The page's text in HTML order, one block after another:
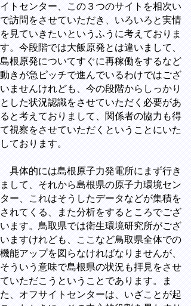
イトセンター、この３つのサイトを相次い
で訪問をさせていただき、いろいろと実情
を見ていきたいというふうに考えておりま
す。今段階では大飯原発とは違いまして、
島根原発についてすぐに再稼働をするなど
動きが急ピッチで進んでいるわけではござ
いませんけれども、今の段階からしっかり
とした状況認識をさせていただく必要があ
ると考えておりまして、関係者の協力も得
て視察をさせていただくということにいた
しております。
具体的には島根原子力発電所にまず行き
まして、それから島根県の原子力環境セン
ター、これはそうしたデータなどが集積を
されてくる、また分析をするところでござ
います。鳥取県では衛生環境研究所がござ
いますけれども、ここなど鳥取県全体での
機能アップを図らなければなりませんが、
そういう意味で島根県の状況も拝見をさせ
ていただこうということであります。ま
た、オフサイトセンターは、いざことが起